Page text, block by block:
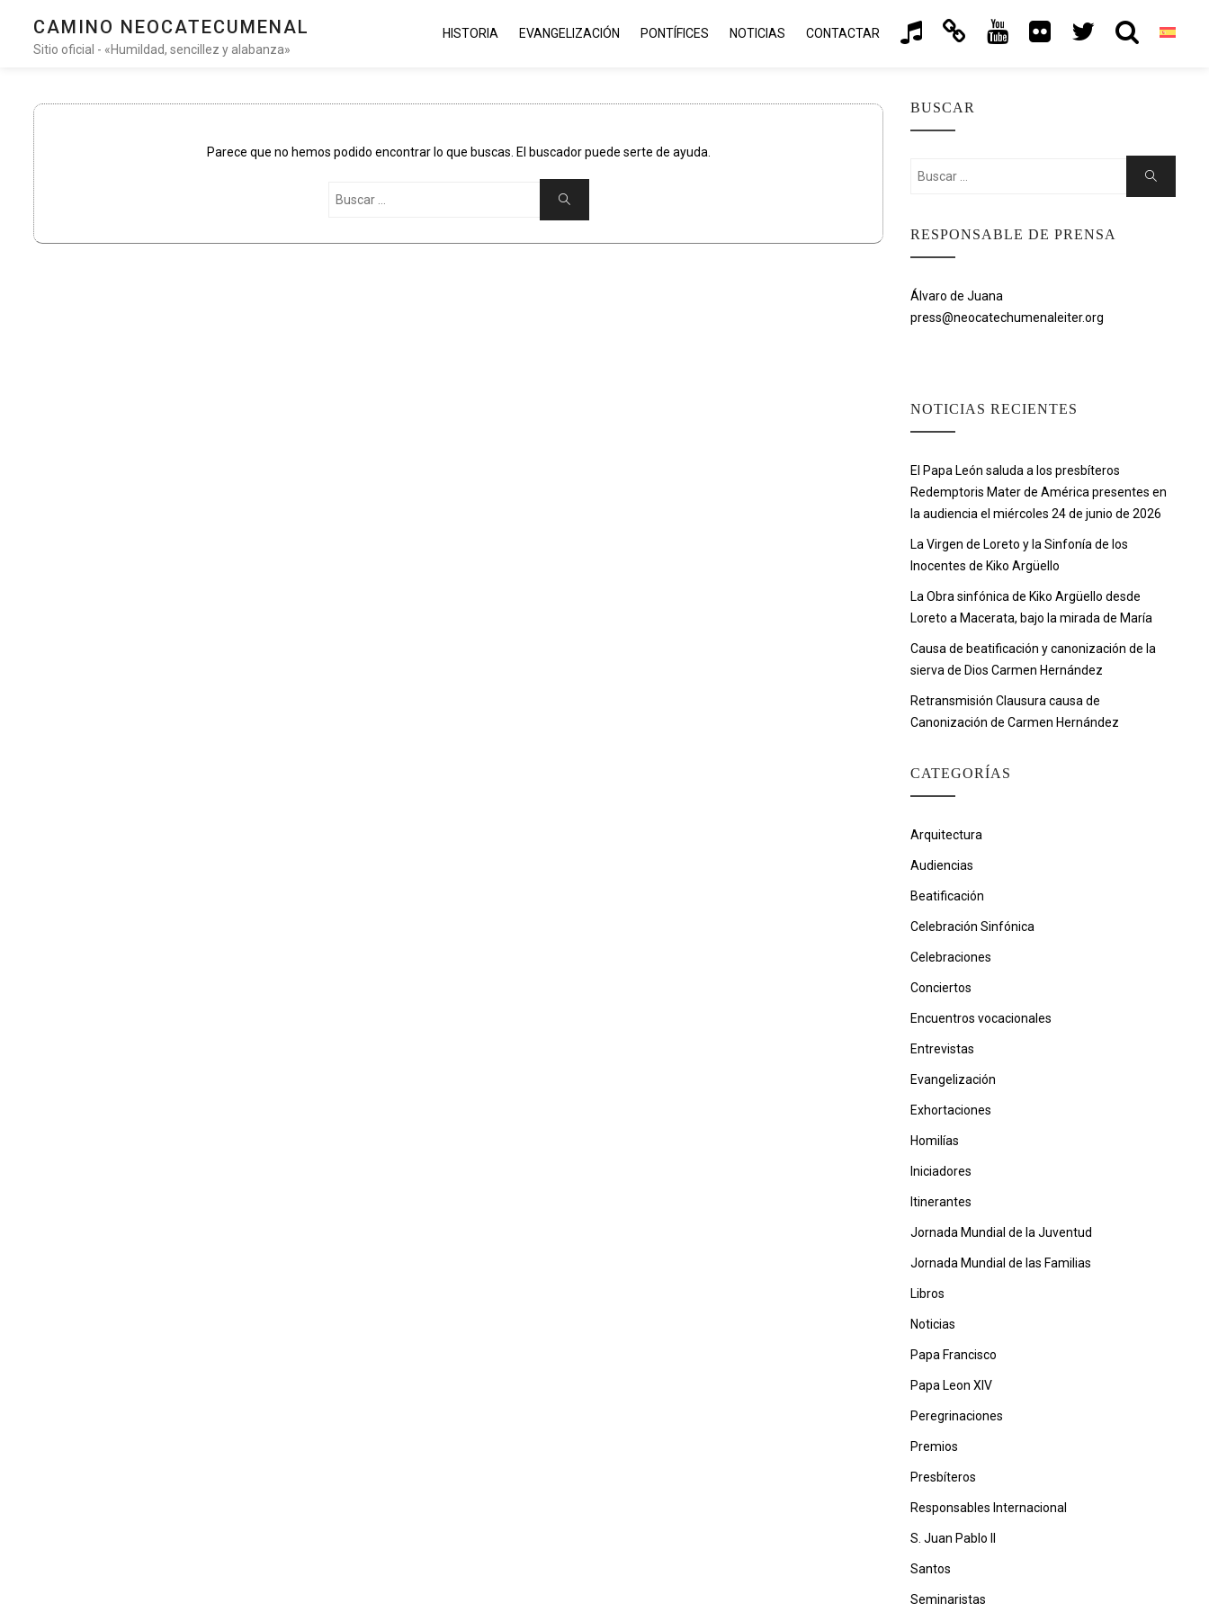
CAMINO NEOCATECUMENAL
Sitio oficial - «Humildad, sencillez y alabanza»
HISTORIA EVANGELIZACIÓN PONTÍFICES NOTICIAS CONTACTAR
Parece que no hemos podido encontrar lo que buscas. El buscador puede serte de ayuda.
Buscar
BUSCAR
Buscar:
Buscar
RESPONSABLE DE PRENSA
Álvaro de Juana
press@neocatechumenaleiter.org
NOTICIAS RECIENTES
El Papa León saluda a los presbíteros
Redemptoris Mater de América presentes en
la audiencia el miércoles 24 de junio de 2026
La Virgen de Loreto y la Sinfonía de los
Inocentes de Kiko Argüello
La Obra sinfónica de Kiko Argüello desde
Loreto a Macerata, bajo la mirada de María
Causa de beatificación y canonización de la
sierva de Dios Carmen Hernández
Retransmisión Clausura causa de
Canonización de Carmen Hernández
CATEGORÍAS
Arquitectura
Audiencias
Beatificación
Celebración Sinfónica
Celebraciones
Conciertos
Encuentros vocacionales
Entrevistas
Evangelización
Exhortaciones
Homilías
Iniciadores
Itinerantes
Jornada Mundial de la Juventud
Jornada Mundial de las Familias
Libros
Noticias
Papa Francisco
Papa Leon XIV
Peregrinaciones
Premios
Presbíteros
Responsables Internacional
S. Juan Pablo II
Santos
Seminaristas